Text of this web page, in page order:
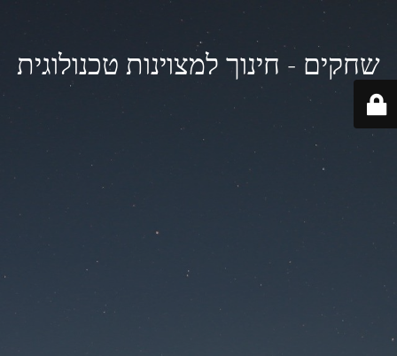
שחקים - חינוך למצוינות טכנולוגית